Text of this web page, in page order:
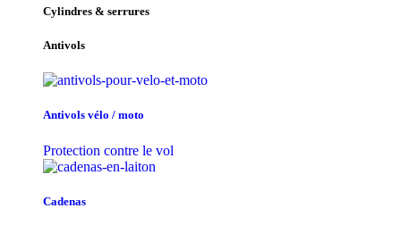
Cylindres & serrures
Antivols
Antivols vélo / moto
Protection contre le vol
Cadenas